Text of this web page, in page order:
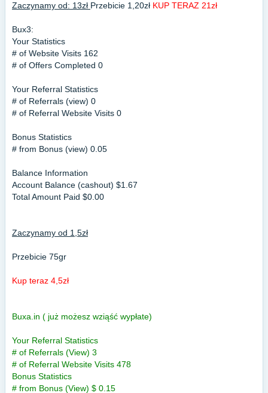
Zaczynamy od: 13zł Przebicie 1,20zł KUP TERAZ 21zł
Bux3:
Your Statistics
# of Website Visits 162
# of Offers Completed 0
Your Referral Statistics
# of Referrals (view) 0
# of Referral Website Visits 0
Bonus Statistics
# from Bonus (view) 0.05
Balance Information
Account Balance (cashout) $1.67
Total Amount Paid $0.00
Zaczynamy od 1,5zł
Przebicie 75gr
Kup teraz 4,5zł
Buxa.in ( już możesz wziąść wypłate)
Your Referral Statistics
# of Referrals (View) 3
# of Referral Website Visits 478
Bonus Statistics
# from Bonus (View) $ 0.15